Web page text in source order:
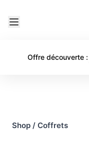
Offre découverte:
Shop / Coffrets